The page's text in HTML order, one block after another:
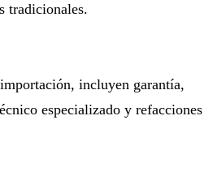
tradicionales.
incluyen garantía,
especializado y refacciones